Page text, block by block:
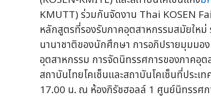
KMUTT) ร่วมกันจัดงาน Thai KOSEN
หลักสูตรที่รองรับภาคอุตสาหกรรมสมัยให
นานาชาติของนักศึกษา การอภิปรายมุมม
อุตสาหกรรม การจัดนิทรรศการของภาคอุ
สถาบันไทยโคเซ็นและสถาบันโคเซ็นที่ประ
17.00 น. ณ ห้องภิรัชฮอลล์ 1 ศูนย์นิทรรศก